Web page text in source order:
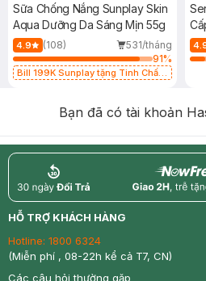
Sữa Chống Nắng Sunplay Skin
Aqua Dưỡng Da Sáng Mịn 55g
4.9 (108)
531/tháng
91%
Bill 199K Sunplay tặng Tinh Chất
Bạn đã có tài khoản
return nowfree
HỖ TRỢ KHÁCH HÀNG
Hotline: 1800 6324
(Miễn phí , 08-22h kể cả T7, CN)
Các câu hỏi thường gặp